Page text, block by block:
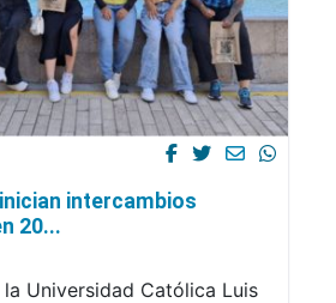
intercambios
20...
Universidad Católica Luis